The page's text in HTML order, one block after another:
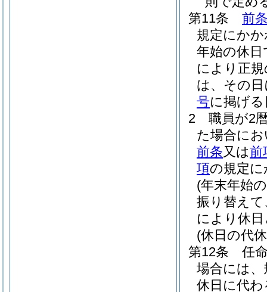
第11条
前
規定にか
年始の休
により正
は、その
号に掲げ
2
職員が2
た場合に
前条又は前
項の規定
(年末年始
振り替え
により休
(休日の代
第12条
任
場合には
休日に代わ